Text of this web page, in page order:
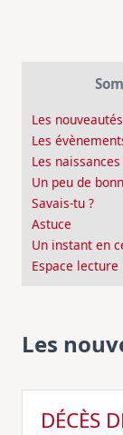
Les
Les
Les
Un peu de
Savais-tu ?
Astuce
Un instant en
Espace lecture
Les
DÉCÈS